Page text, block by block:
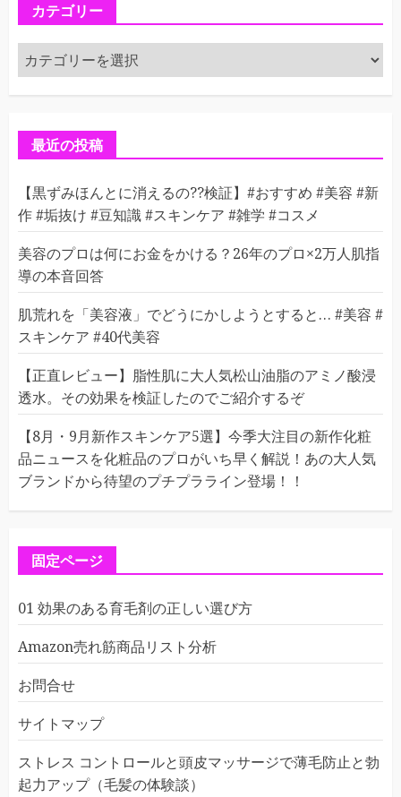
カテゴリー
カ
テ
ゴ
最近の投稿
【黒ずみほんとに消えるの??検証】#おすすめ #美容 #新
作 #垢抜け #豆知識 #スキンケア #雑学 #コスメ
美容のプロは何にお金をかける？26年のプロ×2万人肌指
導の本音回答
肌荒れを「美容液」でどうにかしようとすると… #美容 #
スキンケア #40代美容
【正直レビュー】脂性肌に大人気松山油脂のアミノ酸浸
透水。その効果を検証したのでご紹介するぞ
【8月・9月新作スキンケア5選】今季大注目の新作化粧
品ニュースを化粧品のプロがいち早く解説！あの大人気
ブランドから待望のプチプラライン登場！！
固定ページ
01 効果のある育毛剤の正しい選び方
Amazon売れ筋商品リスト分析
お問合せ
サイトマップ
ストレス コントロールと頭皮マッサージで薄毛防止と勃
起力アップ（毛髪の体験談）